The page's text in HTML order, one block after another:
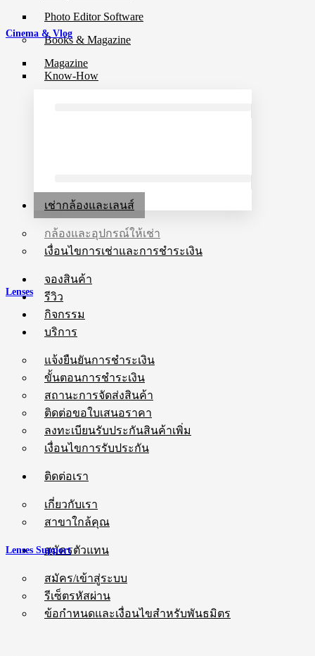
Photo Editor Software
Books & Magazine
Magazine
Know-How
เช่ากล้องและเลนส์
กล้องและอุปกรณ์ให้เช่า
เงื่อนไขการเช่าและการชำระเงิน
จองสินค้า
รีวิว
กิจกรรม
บริการ
แจ้งยืนยันการชำระเงิน
ขั้นตอนการชำระเงิน
สถานะการจัดส่งสินค้า
ติดต่อขอใบเสนอราคา
ลงทะเบียนรับประกันสินค้าเพิ่ม
เงื่อนไขการรับประกัน
ติดต่อเรา
เกี่ยวกับเรา
สาขาใกล้คุณ
สมัครตัวแทน
สมัคร/เข้าสู่ระบบ
รีเซ็ตรหัสผ่าน
ข้อกำหนดและเงื่อนไขสำหรับพันธมิตร
Cinema & Vlog
Lenses
Lenses Support